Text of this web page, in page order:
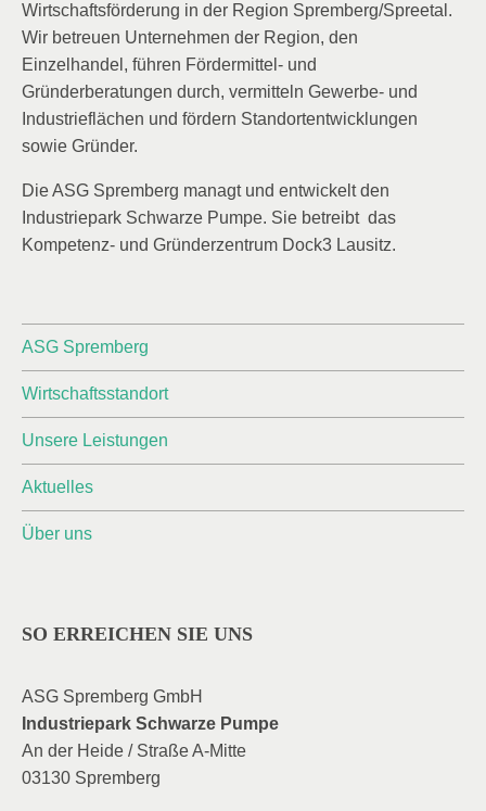
Wirtschaftsförderung in der Region Spremberg/Spreetal.
Wir betreuen Unternehmen der Region, den
Einzelhandel, führen Fördermittel- und
Gründerberatungen durch, vermitteln Gewerbe- und
Industrieflächen und fördern Standortentwicklungen
sowie Gründer.
Die ASG Spremberg managt und entwickelt den
Industriepark Schwarze Pumpe. Sie betreibt das
Kompetenz- und Gründerzentrum Dock3 Lausitz.
ASG Spremberg
Wirtschaftsstandort
Unsere Leistungen
Aktuelles
Über uns
SO ERREICHEN SIE UNS
ASG Spremberg GmbH
Industriepark Schwarze Pumpe
An der Heide / Straße A-Mitte
03130 Spremberg